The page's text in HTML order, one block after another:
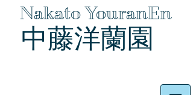
Nakato YouranEn
中藤洋蘭園